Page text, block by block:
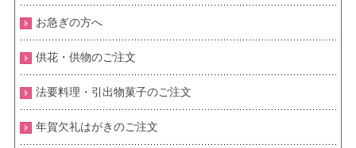
お急ぎの方へ
供花・供物のご注文
法要料理・引出物菓子のご注文
年賀欠礼はがきのご注文